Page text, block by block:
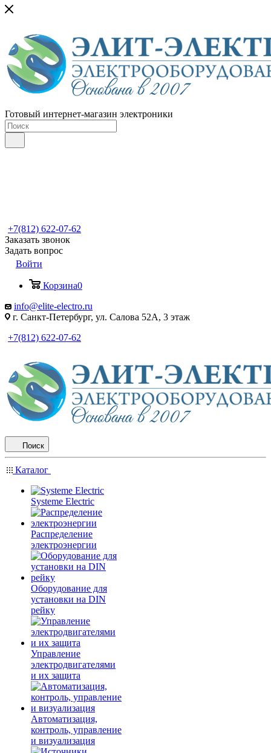
Готовый интернет-магазин электроники
+7(812) 622-07-62
Заказать звонок
Задать вопрос
Войти
Корзина0
info@elite-electro.ru
г. Санкт-Петербург, ул. Салова 52А, 3 этаж
+7(812) 622-07-62
Поиск
Каталог
Systeme Electric
Распределение
электроэнергии
Оборудование для
установки на DIN
рейку
Управление
электродвигателями
и их защита
Автоматизация,
контроль, управление
и визуализация